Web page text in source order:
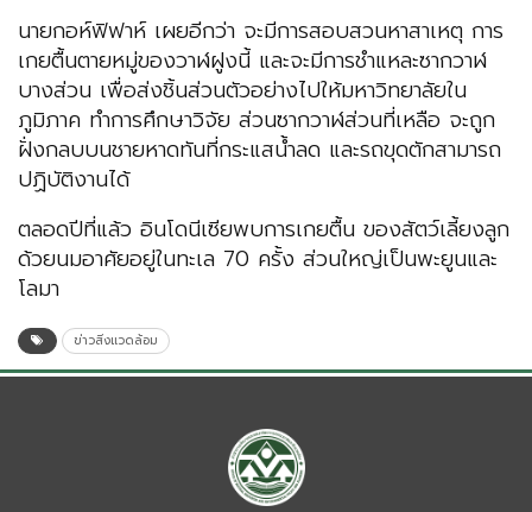
นายกอห์ฟิฟาห์ เผยอีกว่า จะมีการสอบสวนหาสาเหตุ การ
เกยตื้นตายหมู่ของวาฬฝูงนี้ และจะมีการชำแหละซากวาฬ
บางส่วน เพื่อส่งชิ้นส่วนตัวอย่างไปให้มหาวิทยาลัยใน
ภูมิภาค ทำการศึกษาวิจัย ส่วนซากวาฬส่วนที่เหลือ จะถูก
ฝั่งกลบบนชายหาดทันที่กระแสน้ำลด และรถขุดตักสามารถ
ปฏิบัติงานได้
ตลอดปีที่แล้ว อินโดนีเซียพบการเกยตื้น ของสัตว์เลี้ยงลูก
ด้วยนมอาศัยอยู่ในทะเล 70 ครั้ง ส่วนใหญ่เป็นพะยูนและ
โลมา
ข่าวสิ่งแวดล้อม